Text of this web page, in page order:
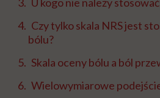
Czy tylko skala NRS jest
bólu?
Skala oceny bólu a ból
Wielowymiarowe